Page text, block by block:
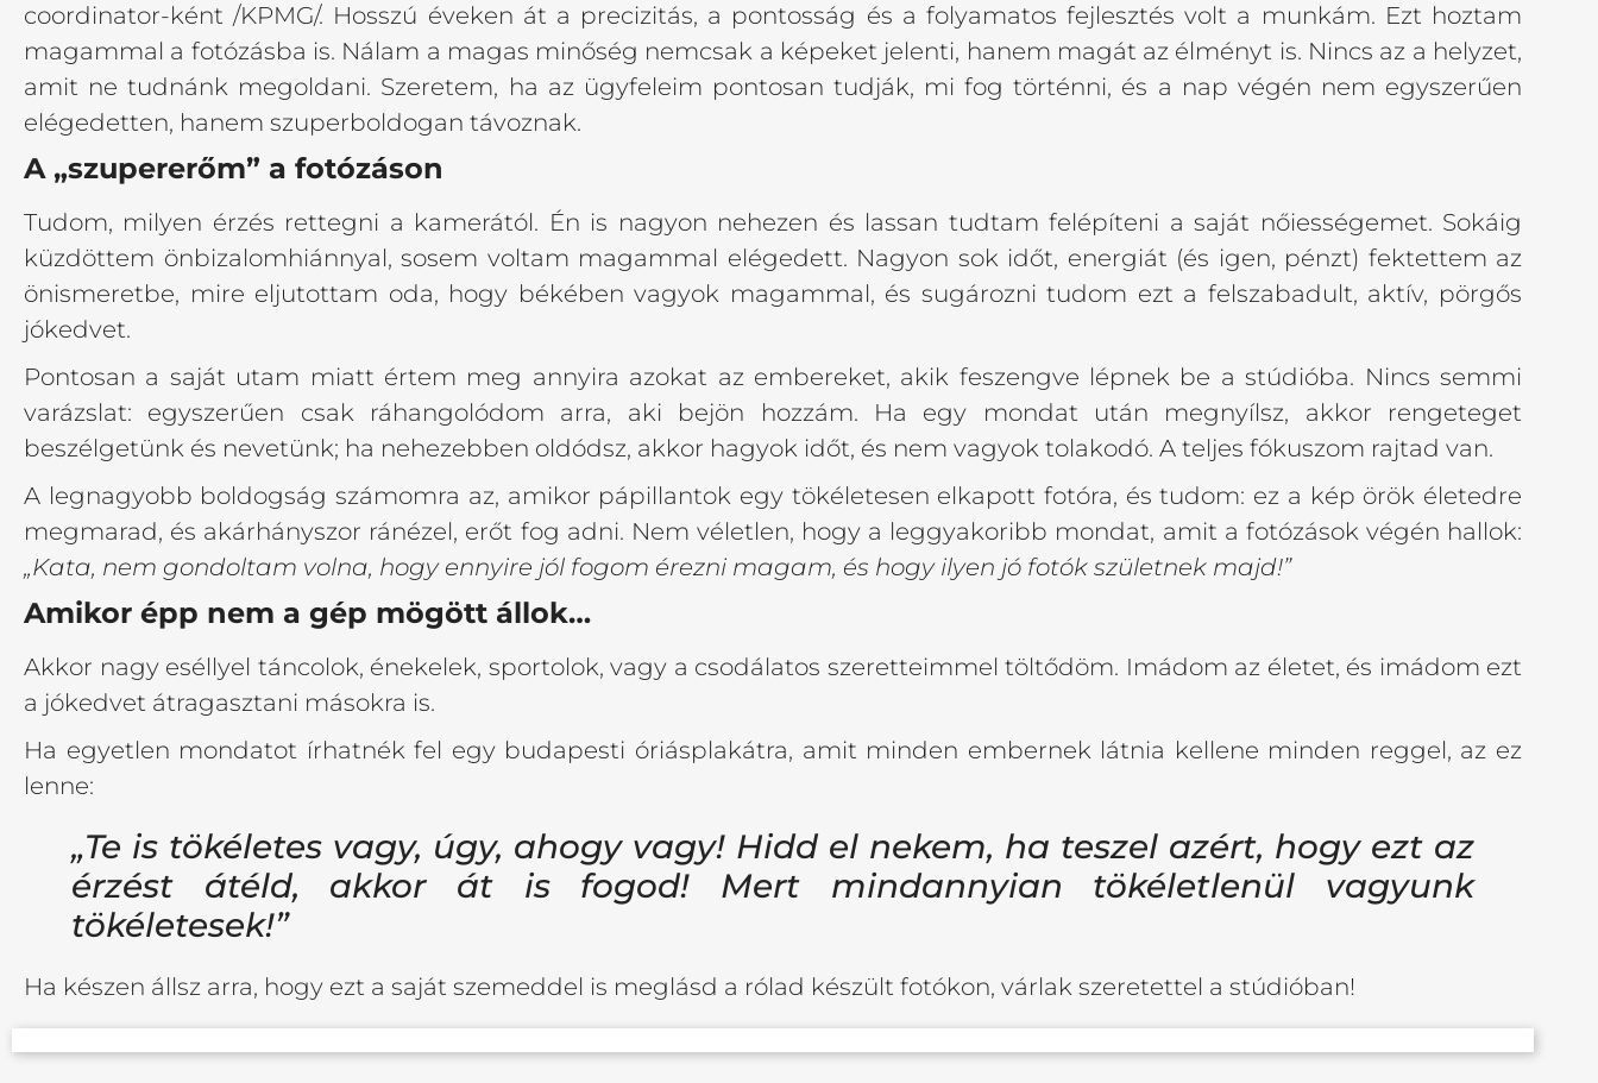
coordinator-ként /KPMG/. Hosszú éveken át a precizitás, a pontosság és a folyamatos fejlesztés volt a munkám. Ezt hoztam
magammal a fotózásba is. Nálam a magas minőség nemcsak a képeket jelenti, hanem magát az élményt is. Nincs az a helyzet,
amit ne tudnánk megoldani. Szeretem, ha az ügyfeleim pontosan tudják, mi fog történni, és a nap végén nem egyszerűen
elégedetten, hanem szuperboldogan távoznak.
A „szupererőm” a fotózáson
Tudom, milyen érzés rettegni a kamerától. Én is nagyon nehezen és lassan tudtam felépíteni a saját nőiességemet. Sokáig
küzdöttem önbizalomhiánnyal, sosem voltam magammal elégedett. Nagyon sok időt, energiát (és igen, pénzt) fektettem az
önismeretbe, mire eljutottam oda, hogy békében vagyok magammal, és sugározni tudom ezt a felszabadult, aktív, pörgős
jókedvet.
Pontosan a saját utam miatt értem meg annyira azokat az embereket, akik feszengve lépnek be a stúdióba. Nincs semmi
varázslat: egyszerűen csak ráhangolódom arra, aki bejön hozzám. Ha egy mondat után megnyílsz, akkor rengeteget
beszélgetünk és nevetünk; ha nehezebben oldódsz, akkor hagyok időt, és nem vagyok tolakodó. A teljes fókuszom rajtad van.
A legnagyobb boldogság számomra az, amikor pápillantok egy tökéletesen elkapott fotóra, és tudom: ez a kép örök életedre
megmarad, és akárhányszor ránézel, erőt fog adni. Nem véletlen, hogy a leggyakoribb mondat, amit a fotózások végén hallok:
„Kata, nem gondoltam volna, hogy ennyire jól fogom érezni magam, és hogy ilyen jó fotók születnek majd!”
Amikor épp nem a gép mögött állok…
Akkor nagy eséllyel táncolok, énekelek, sportolok, vagy a csodálatos szeretteimmel töltődöm. Imádom az életet, és imádom ezt
a jókedvet átragasztani másokra is.
Ha egyetlen mondatot írhatnék fel egy budapesti óriásplakátra, amit minden embernek látnia kellene minden reggel, az ez
lenne:
„Te is tökéletes vagy, úgy, ahogy vagy! Hidd el nekem, ha teszel azért, hogy ezt az
érzést átéld, akkor át is fogod! Mert mindannyian tökéletlenül vagyunk
tökéletesek!”
Ha készen állsz arra, hogy ezt a saját szemeddel is meglásd a rólad készült fotókon, várlak szeretettel a stúdióban!